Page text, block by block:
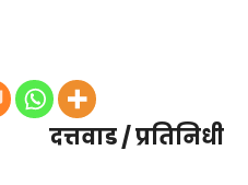
दत्तवाड / प्रतिनिधी